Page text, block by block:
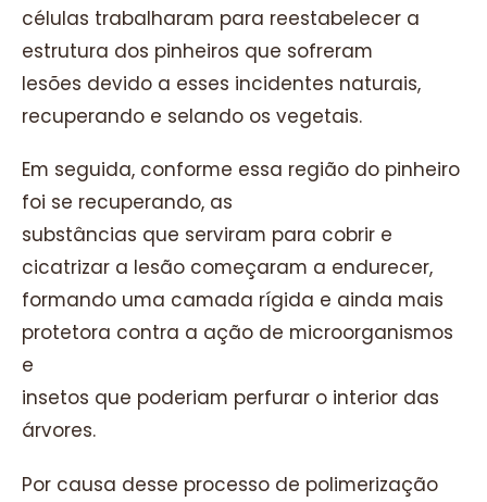
células trabalharam para reestabelecer a
estrutura dos pinheiros que sofreram
lesões devido a esses incidentes naturais,
recuperando e selando os vegetais.
Em seguida, conforme essa região do pinheiro
foi se recuperando, as
substâncias que serviram para cobrir e
cicatrizar a lesão começaram a endurecer,
formando uma camada rígida e ainda mais
protetora contra a ação de microorganismos
e
insetos que poderiam perfurar o interior das
árvores.
Por causa desse processo de polimerização